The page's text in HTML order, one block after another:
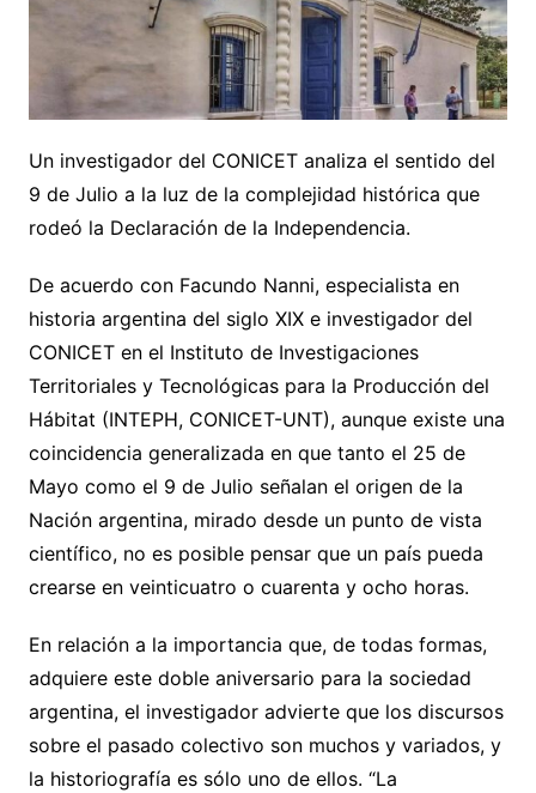
Un investigador del CONICET analiza el sentido del
9 de Julio a la luz de la complejidad histórica que
rodeó la Declaración de la Independencia.
De acuerdo con Facundo Nanni, especialista en
historia argentina del siglo XIX e investigador del
CONICET en el Instituto de Investigaciones
Territoriales y Tecnológicas para la Producción del
Hábitat (INTEPH, CONICET-UNT), aunque existe una
coincidencia generalizada en que tanto el 25 de
Mayo como el 9 de Julio señalan el origen de la
Nación argentina, mirado desde un punto de vista
científico, no es posible pensar que un país pueda
crearse en veinticuatro o cuarenta y ocho horas.
En relación a la importancia que, de todas formas,
adquiere este doble aniversario para la sociedad
argentina, el investigador advierte que los discursos
sobre el pasado colectivo son muchos y variados, y
la historiografía es sólo uno de ellos. “La